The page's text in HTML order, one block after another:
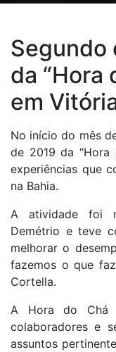
Segundo
da “Hora
em
No início do mês
de 2019 da
experiências que
na Bahia.
A atividade foi
Demétrio e teve
melhorar o
fazemos o que
Cortella.
A Hora do Chá
colaboradores e
assuntos